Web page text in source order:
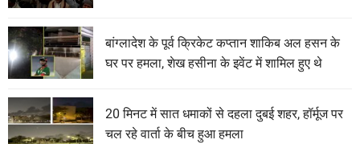
बांग्लादेश के पूर्व क्रिकेट कप्तान शाकिब अल हसन के
घर पर हमला, शेख हसीना के इवेंट में शामिल हुए थे
20 मिनट में सात धमाकों से दहला दुबई शहर, हॉर्मूज पर
चल रहे वार्ता के बीच हुआ हमला